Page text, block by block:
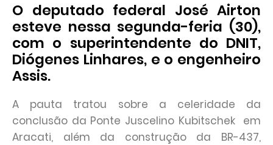
O deputado federal José Airton
esteve nessa segunda-feria (30),
com o superintendente do DNIT,
Diógenes Linhares, e o engenheiro
Assis.
A pauta tratou sobre a celeridade da
conclusão da Ponte Juscelino Kubitschek em
Aracati, além da construção da BR-437,